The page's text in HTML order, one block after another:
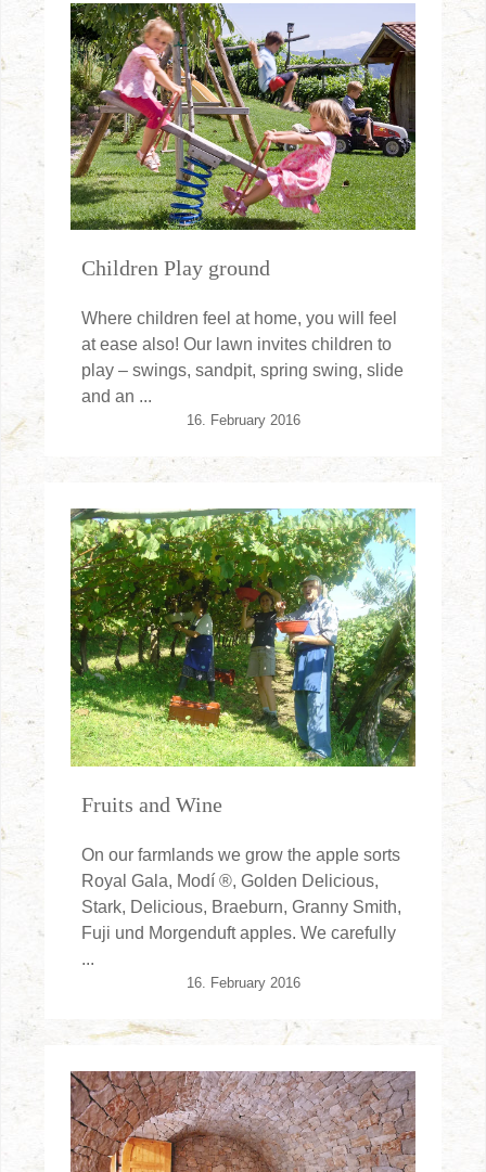
Children Play ground
Where children feel at home, you will feel
at ease also! Our lawn invites children to
play – swings, sandpit, spring swing, slide
and an ...
16. February 2016
Fruits and Wine
On our farmlands we grow the apple sorts
Royal Gala, Modí ®, Golden Delicious,
Stark, Delicious, Braeburn, Granny Smith,
Fuji und Morgenduft apples. We carefully
...
16. February 2016